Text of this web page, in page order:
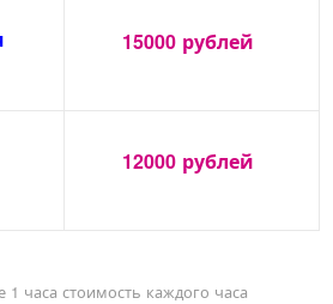
15000 рублей
12000 рублей
1 часа стоимость каждого часа